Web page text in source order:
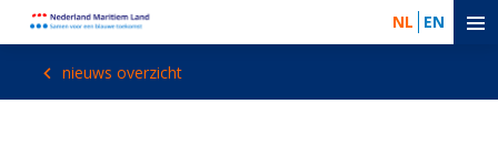
NL EN
nieuws overzicht